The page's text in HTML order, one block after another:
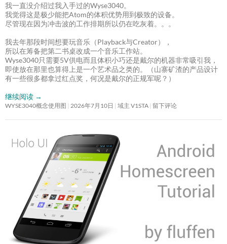
我一直没介绍过我入手过的Wyse3040。
我觉得这是极少能把Atom的体积优势用到极致的设备。
尽管现在因为冲击波的工作排期所以仍在吃灰着。。。
我去年那段时间想要玩音乐（Playback与Creator），
所以在筹备把第二书桌改成一个音乐工作站。
Wyse3040只需要5V供电而且体积小巧还是戴尔的机器非常吸引我，
即使放在那里也算得上是一个艺术品之类的。（山寨矿渣的产品设计
有一些很多都拿过红点奖，何况是戴尔的正规军呢？）
继续阅读 →
WYSE3040概念使用图 2026年7月10日 域主 V1STA 留下评论